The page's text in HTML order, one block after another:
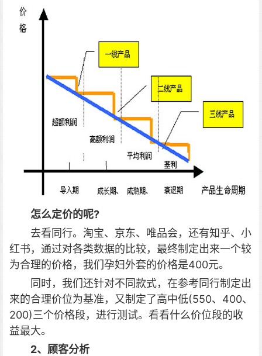
怎么定价的呢?
去看同行。淘宝、京东、唯品会，还有知乎、小
红书，通过对各类数据的比较，最终制定出来一个较
为合理的价格，我们孕妇外套的价格是400元。
同时，我们还针对不同款式，在参考同行制定出
来的合理价位为基准，又制定了高中低(550、400、
200)三个价格段，进行测试。看看什么价位段的收
益最大。
2、顾客分析